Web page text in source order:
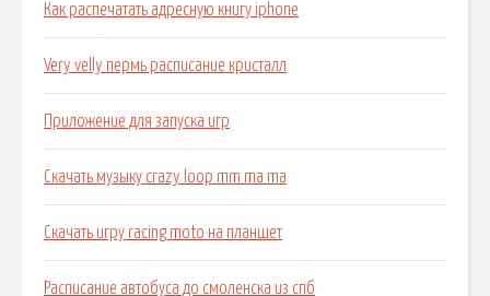
Как распечатать адресную книгу iphone
Very velly пермь расписание кристалл
Приложение для запуска игр
Скачать музыку crazy loop mm ma ma
Скачать игру racing moto на планшет
Расписание автобуса до смоленска из спб